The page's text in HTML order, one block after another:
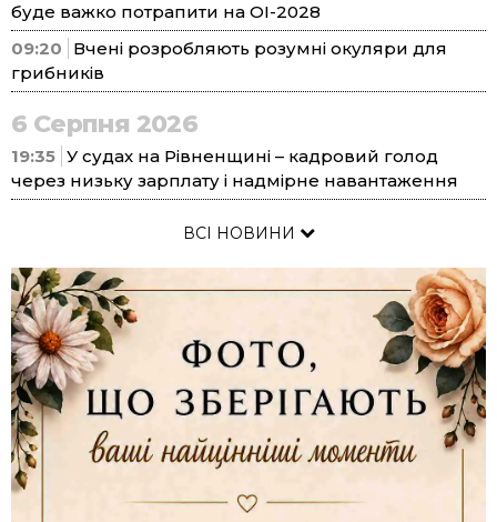
буде важко потрапити на ОІ-2028
09:20
Вчені розробляють розумні окуляри для
грибників
6 Серпня 2026
19:35 У судах на Рівненщині – кадровий голод
через низьку зарплату і надмірне навантаження
ВСІ НОВИНИ